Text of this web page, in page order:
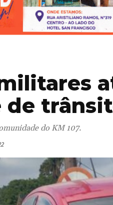
do KM 107.